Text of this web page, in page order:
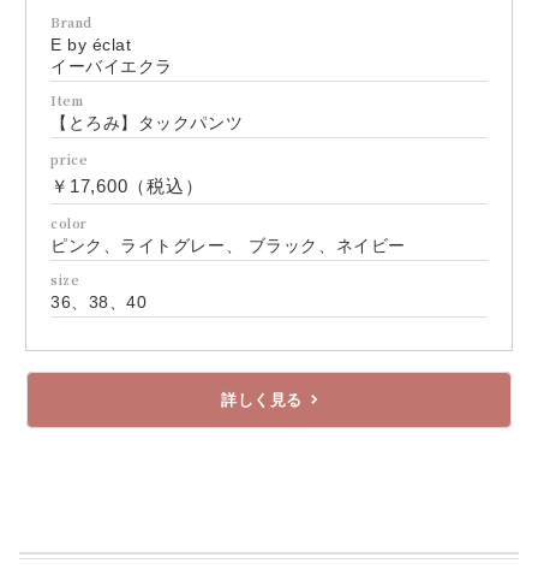
Brand
E by éclat
イーバイエクラ
Item
【とろみ】タックパンツ
price
￥17,600（税込）
color
ピンク、ライトグレー、 ブラック、ネイビー
size
36、38、40
詳しく見る